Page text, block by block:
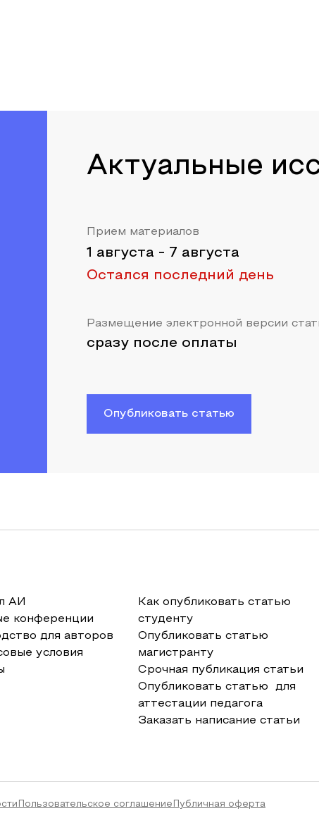
Актуальные
Прием материалов
1 августа - 7 августа
Остался последний день
Размещение электронной версии
сразу после оплаты
Опубликовать статью
АИ
конференции
для авторов
условия
Как опубликовать статью
студенту
Опубликовать статью
магистранту
Срочная публикация статьи
Опубликовать статью для
аттестации педагога
Заказать написание статьи
Пользовательское соглашение Публичная оферта